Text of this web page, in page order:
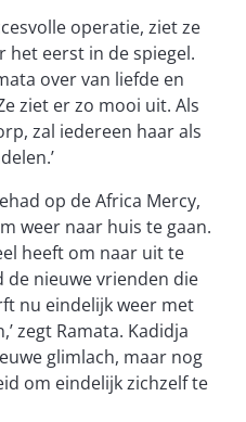
operatie, ziet ze
het eerst in de spiegel.
over van liefde en
ziet er zo mooi uit. Als
zal iedereen haar als
op de Africa Mercy,
weer naar huis te gaan.
heeft om naar uit te
de nieuwe vrienden die
nu eindelijk weer met
zegt Ramata. Kadidja
glimlach, maar nog
om eindelijk zichzelf te